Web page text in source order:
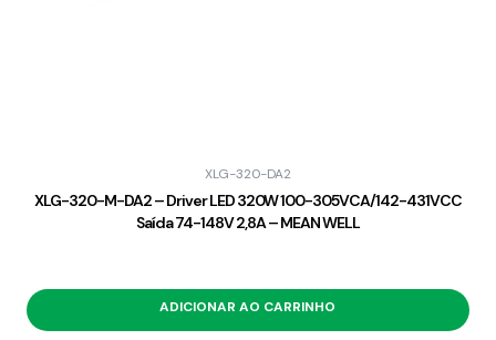
XLG-320-DA2
XLG-320-M-DA2 – Driver LED 320W 100-305VCA/142-431VCC
Saída 74-148V 2,8A – MEAN WELL
ADICIONAR AO CARRINHO